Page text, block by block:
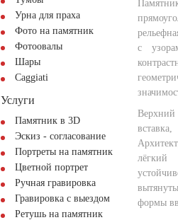
Урна для праха
Фото на памятник
Фотоовалы
Шары
Сaggiati
Услуги
Памятник в 3D
Эскиз - согласование
Портреты на памятник
Цветной портрет
Ручная гравировка
Гравировка с выездом
Ретушь на памятник
с
лёгкий
формы